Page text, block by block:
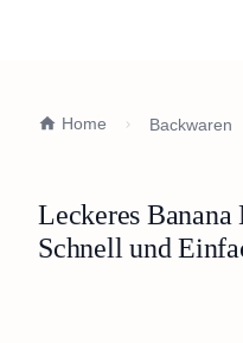
Home Backwaren
Leckeres
Schnell und